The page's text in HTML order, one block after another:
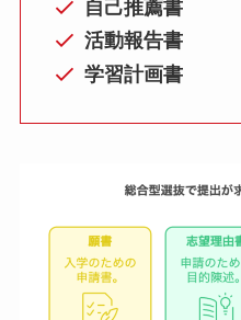
自己推薦書
活動報告書
学習計画書